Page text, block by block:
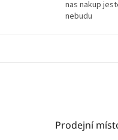
nas nakup
nebudu
Prodejní